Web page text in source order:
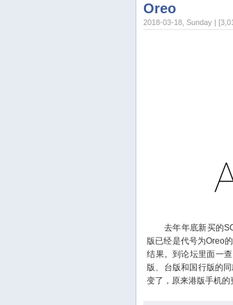
Oreo
2018-03-18, Sunday |
去年年底新买的
版已经是代号为Oreo
结果。到论坛里面一
版、台版和国行版的
变了，原来港版手机的